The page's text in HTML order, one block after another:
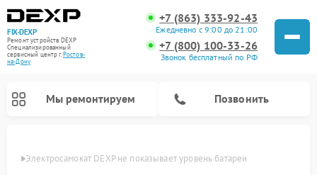
FIX-DEXP
Ремонт устройств DEXP
Специализированный
cервисный центр г.Ростов-
на-Дону
+7 (863) 333-92-43
Ежедневно с 9:00 до 21:00
+7 (800) 100-33-26
Звонок бесплатный по РФ
Мы ремонтируем Позвонить
Электросамокат DEXP не показывает уровень батареи